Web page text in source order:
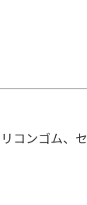
コンゴム、セ